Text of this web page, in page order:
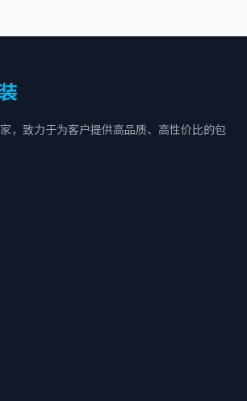
，致力于为客户提供高品质、高性价比的包